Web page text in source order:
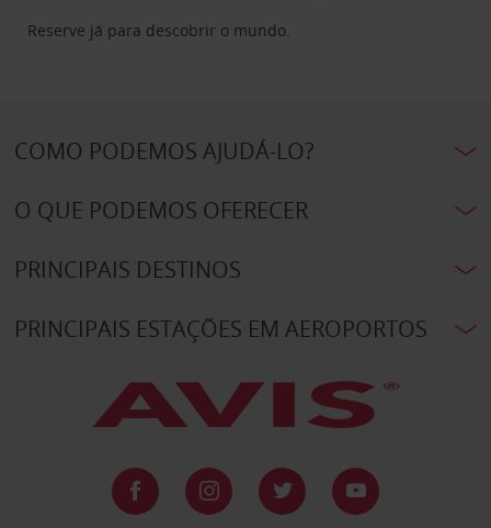
Reserve já para descobrir o mundo.
COMO PODEMOS AJUDÁ-LO?
O QUE PODEMOS OFERECER
PRINCIPAIS DESTINOS
PRINCIPAIS ESTAÇÕES EM AEROPORTOS